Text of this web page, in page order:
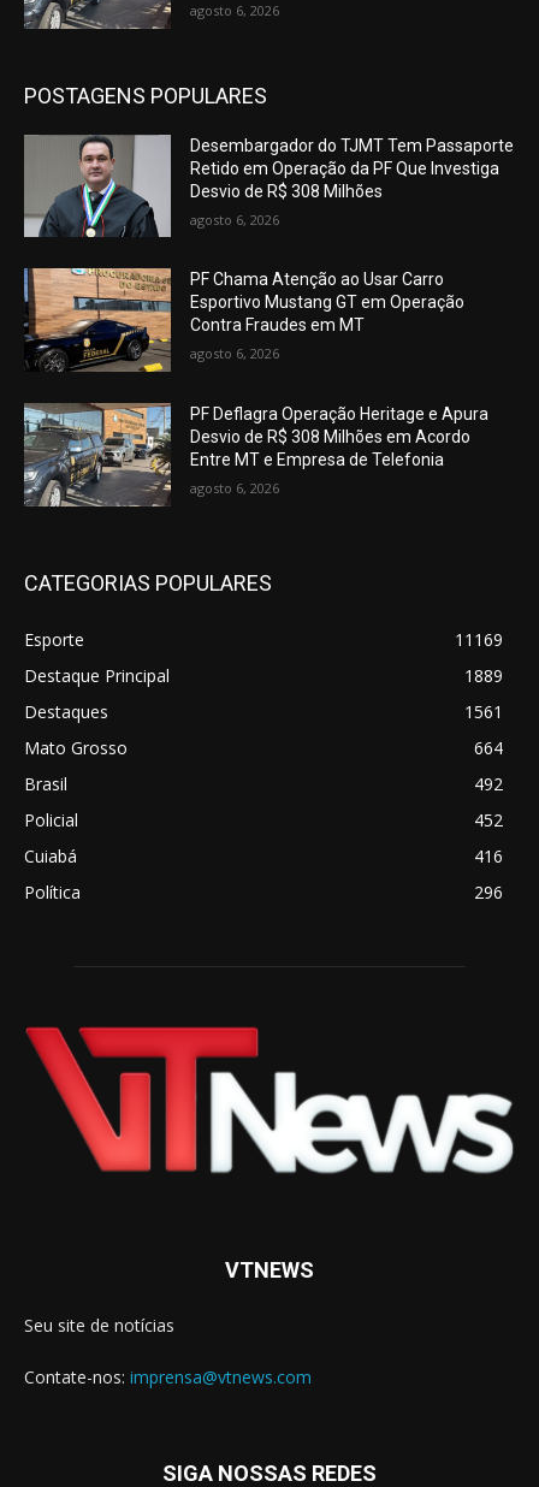
agosto 6, 2026
POSTAGENS POPULARES
Desembargador do TJMT Tem Passaporte
Retido em Operação da PF Que Investiga
Desvio de R$ 308 Milhões
agosto 6, 2026
PF Chama Atenção ao Usar Carro
Esportivo Mustang GT em Operação
Contra Fraudes em MT
agosto 6, 2026
PF Deflagra Operação Heritage e Apura
Desvio de R$ 308 Milhões em Acordo
Entre MT e Empresa de Telefonia
agosto 6, 2026
CATEGORIAS POPULARES
Esporte
11169
Destaque Principal
1889
Destaques
1561
Mato Grosso
664
Brasil
492
Policial
452
Cuiabá
416
Política
296
VTNEWS
Seu site de notícias
Contate-nos: imprensa@vtnews.com
SIGA NOSSAS REDES